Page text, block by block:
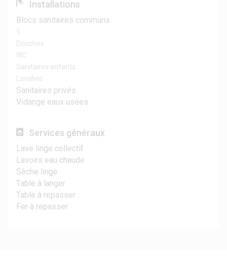
Installations
Blocs sanitaires communs
5
Douches
WC
Sanitaires enfants
Lavabos
Sanitaires privés
Vidange eaux usées
Services généraux
Lave linge collectif
Lavoirs eau chaude
Sèche linge
Table à langer
Table à repasser
Fer à repasser